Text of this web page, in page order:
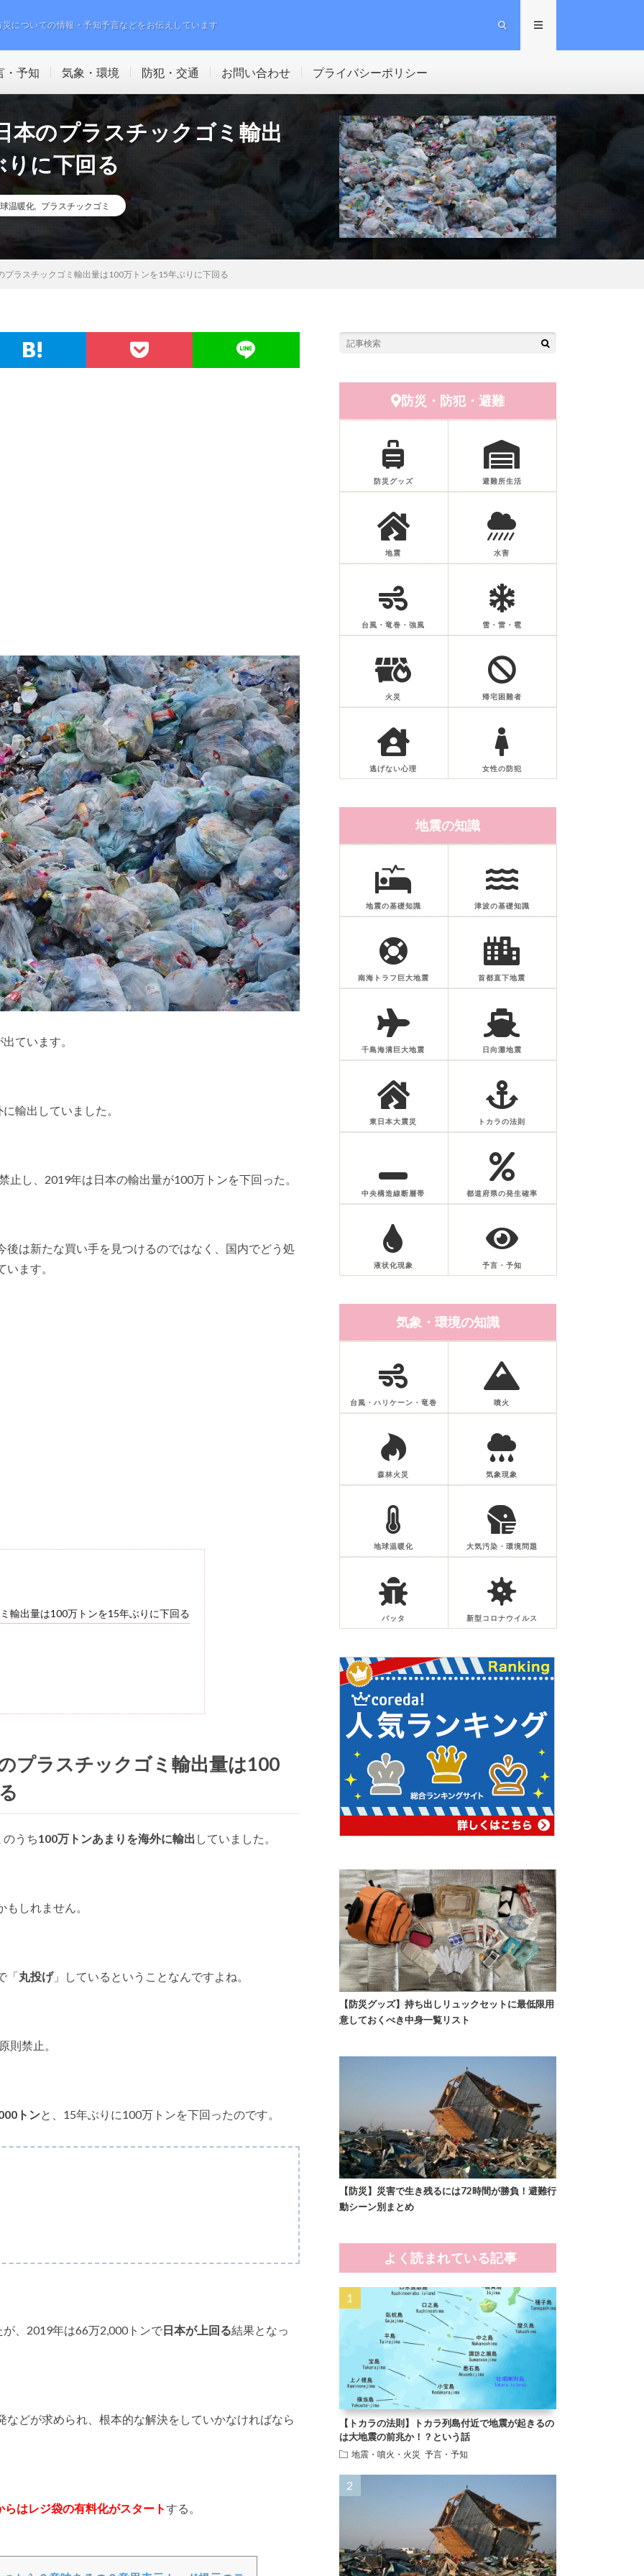
についての情報・予知予言などをお伝えしています
・予知 気象・環境 防犯・交通 お問い合わせ プライバシーポリシー
本のプラスチックゴミ輸出
に下回る
温暖化 プラスチックゴミ
プラスチックゴミ輸出量は100万トンを15年ぶりに下回る
ています。
輸出していました。
し、2019年は日本の輸出量が100万トンを下回った。
は新たな買い手を見つけるのではなく、国内でどう処
ます。
輸出量は100万トンを15年ぶりに下回る
プラスチックゴミ輸出量は100
うち100万トンあまりを海外に輸出 していました。
しれません。
「丸投げ」しているということなんですよね。
則禁止。
トンと、15年ぶりに100万トンを下回ったのです。
、2019年は66万2,000トンで日本が上回る結果となっ
どが求められ、根本的な解決をしていかなければなら
らはレジ袋の有料化がスタートする。
防災・防犯・避難
防災グッズ 避難所生活
地震 水害
台風・竜巻・強風 雪・雷・雹
火災 帰宅困難者
逃げない心理 女性の防犯
地震の知識
地震の基礎知識 津波の基礎知識
南海トラフ巨大地震 首都直下地震
千島海溝巨大地震 日向灘地震
東日本大震災 トカラの法則
中央構造線断層帯 都道府県の発生確率
液状化現象 予言・予知
気象・環境の知識
台風・ハリケーン・竜巻 噴火
森林火災 気象現象
地球温暖化 大気汚染・環境問題
バッタ 新型コロナウイルス
【防災グッズ】持ち出しリュックセットに最低限用
意しておくべき中身一覧リスト
【防災】災害で生き残るには72時間が勝負！避難行
動シーン別まとめ
よく読まれている記事
【トカラの法則】トカラ列島付近で地震が起きるの
は大地震の前兆か！？という話
地震・噴火・火災 予言・予知